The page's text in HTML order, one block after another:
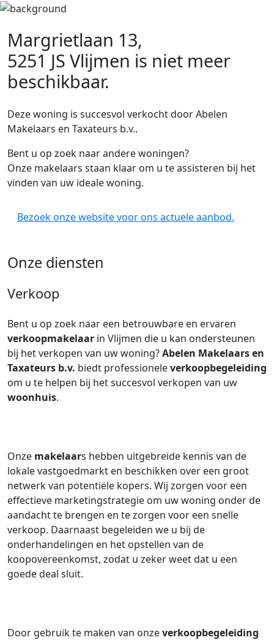
Margrietlaan 13,
5251 JS Vlijmen is niet meer
beschikbaar.
Deze woning is succesvol verkocht door Abelen
Makelaars en Taxateurs b.v..
Bent u op zoek naar andere woningen?
Onze makelaars staan klaar om u te assisteren bij het
vinden van uw ideale woning.
Bezoek onze website voor ons actuele aanbod.
Onze diensten
Verkoop
Bent u op zoek naar een betrouwbare en ervaren
verkoopmakelaar in Vlijmen die u kan ondersteunen
bij het verkopen van uw woning?Abelen Makelaars en
Taxateurs b.v. biedt professioneleverkoopbegeleiding
om u te helpen bij het succesvol verkopen van uw
woonhuis.
Onze makelaars hebben uitgebreide kennis van de
lokale vastgoedmarkt en beschikken over een groot
netwerk van potentiële kopers. Wij zorgen voor een
effectieve marketingstrategie om uw woning onder de
aandacht te brengen en te zorgen voor een snelle
verkoop. Daarnaast begeleiden we u bij de
onderhandelingen en het opstellen van de
koopovereenkomst, zodat u zeker weet dat u een
goede deal sluit.
Door gebruik te maken van onzeverkoopbegeleiding